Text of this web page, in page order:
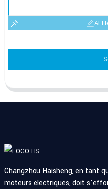
AI
Changzhou Haisheng, en tant
moteurs électriques, doit